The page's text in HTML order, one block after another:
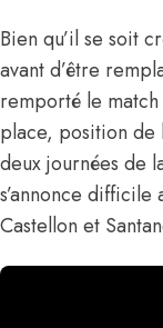
Bien qu’il se soit
avant d’être
remporté le match
place, position de
deux journées de
s’annonce
Castellon et